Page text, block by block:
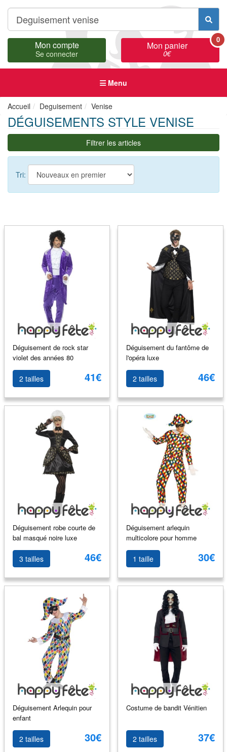
Mon compte
Se connecter
Mon panier
0€
0
Menu
Accueil Deguisement Venise
DÉGUISEMENTS STYLE VENISE
Filtrer les articles
Tri:
Déguisement de rock star
violet des années 80
2 tailles 41€
Déguisement du fantôme de
l'opéra luxe
2 tailles 46€
Déguisement robe courte de
bal masqué noire luxe
3 tailles 46€
Déguisement arlequin
multicolore pour homme
1 taille 30€
Déguisement Arlequin pour
enfant
2 tailles 30€
Costume de bandit Vénitien
2 tailles 37€